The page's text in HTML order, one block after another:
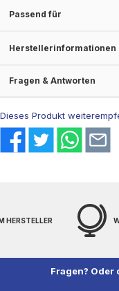
Passend für
Herstellerinformationen
Fragen & Antworten
Dieses Produkt
HERSTELLER
Fragen?